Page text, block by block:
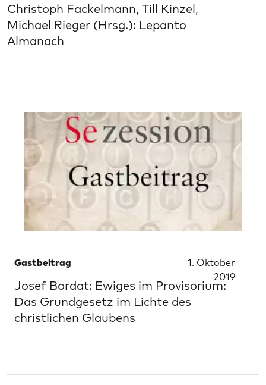
Christoph Fackelmann, Till Kinzel,
Michael Rieger (Hrsg.): Lepanto
Almanach
Gastbeitrag
1. Oktober
2019
Josef Bordat: Ewiges im Provisorium:
Das Grundgesetz im Lichte des
christlichen Glaubens